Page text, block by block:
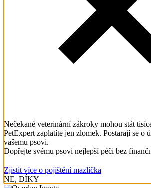
Nečekané veterinární zákroky mohou stát
PetExpert zaplatíte jen zlomek. Postarají se o
vašemu psovi.
Dopřejte svému psovi nejlepší péči bez
Zjistit více o pojištění mazlíčka
NE, DÍKY